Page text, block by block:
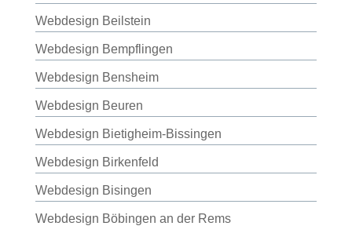
Webdesign Beilstein
Webdesign Bempflingen
Webdesign Bensheim
Webdesign Beuren
Webdesign Bietigheim-Bissingen
Webdesign Birkenfeld
Webdesign Bisingen
Webdesign Böbingen an der Rems